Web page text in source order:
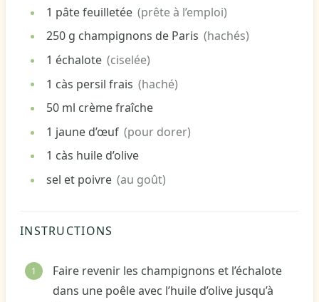
1 pâte feuilletée (prête à l’emploi)
250 g champignons de Paris (hachés)
1 échalote (ciselée)
1 càs persil frais (haché)
50 ml crème fraîche
1 jaune d’œuf (pour dorer)
1 càs huile d’olive
sel et poivre (au goût)
INSTRUCTIONS
Faire revenir les champignons et l’échalote
dans une poêle avec l’huile d’olive jusqu’à